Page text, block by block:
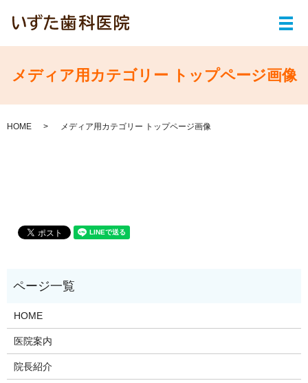
メ
メディア用カテゴリー トップページ画像
HOME メディア用カテゴリー トップページ画像
HOME
医院案内
院長紹介